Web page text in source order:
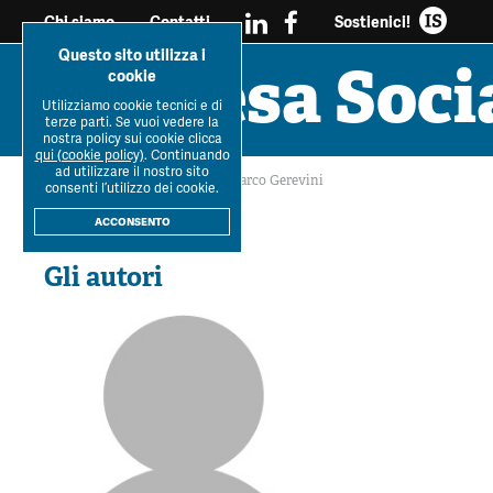
Chi siamo Contatti Sostienici!
ImpresaUltimo Numero La
Tutti i
dossier
Workshop Impresa
Sociale 2021
Impresa
Home>La Rivista>Autori Marco Gerevini
Rivista
Gli autori
Questo sito utilizza i
cookie
Utilizziamo cookie tecnici e di
terze parti. Se vuoi vedere la
nostra policy sui cookie clicca
qui (cookie policy). Continuando
ad utilizzare il nostro sito
consenti l’utilizzo dei cookie.
acconsento